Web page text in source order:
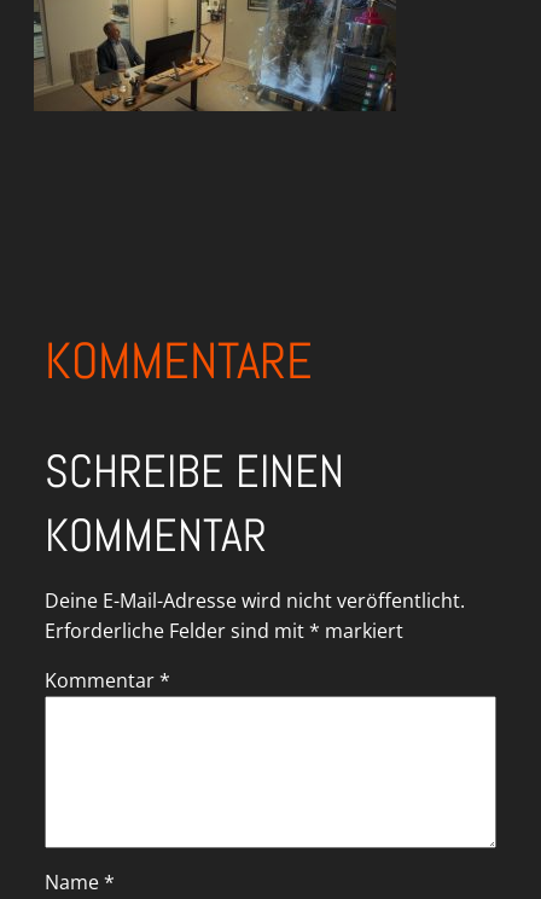
KOMMENTARE
SCHREIBE EINEN
KOMMENTAR
Deine E-Mail-Adresse wird nicht veröffentlicht.
Erforderliche Felder sind mit* markiert
Kommentar*
Name*